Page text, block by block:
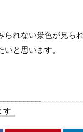
られない景色が見ら
と思います。
す